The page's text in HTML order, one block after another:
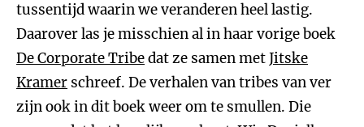
tussentijd waarin we veranderen heel lastig.
Daarover las je misschien al in haar vorige boek
De Corporate Tribedat ze samen metJitske
Kramer schreef. De verhalen van tribes van ver
zijn ook in dit boek weer om te smullen. Die